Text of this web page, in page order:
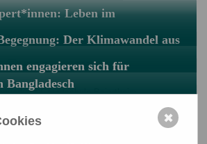
Leben im
Der Klimawandel aus
engagieren sich für
Bangladesch
✖